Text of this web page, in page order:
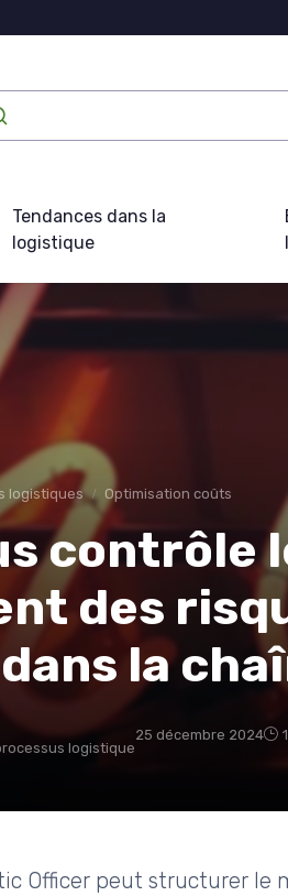
Tendances dans la
logistique
logistiques Optimisation coûts
contrôle
des
la
logistique
25 décembre 2024
Officer peut structurer le